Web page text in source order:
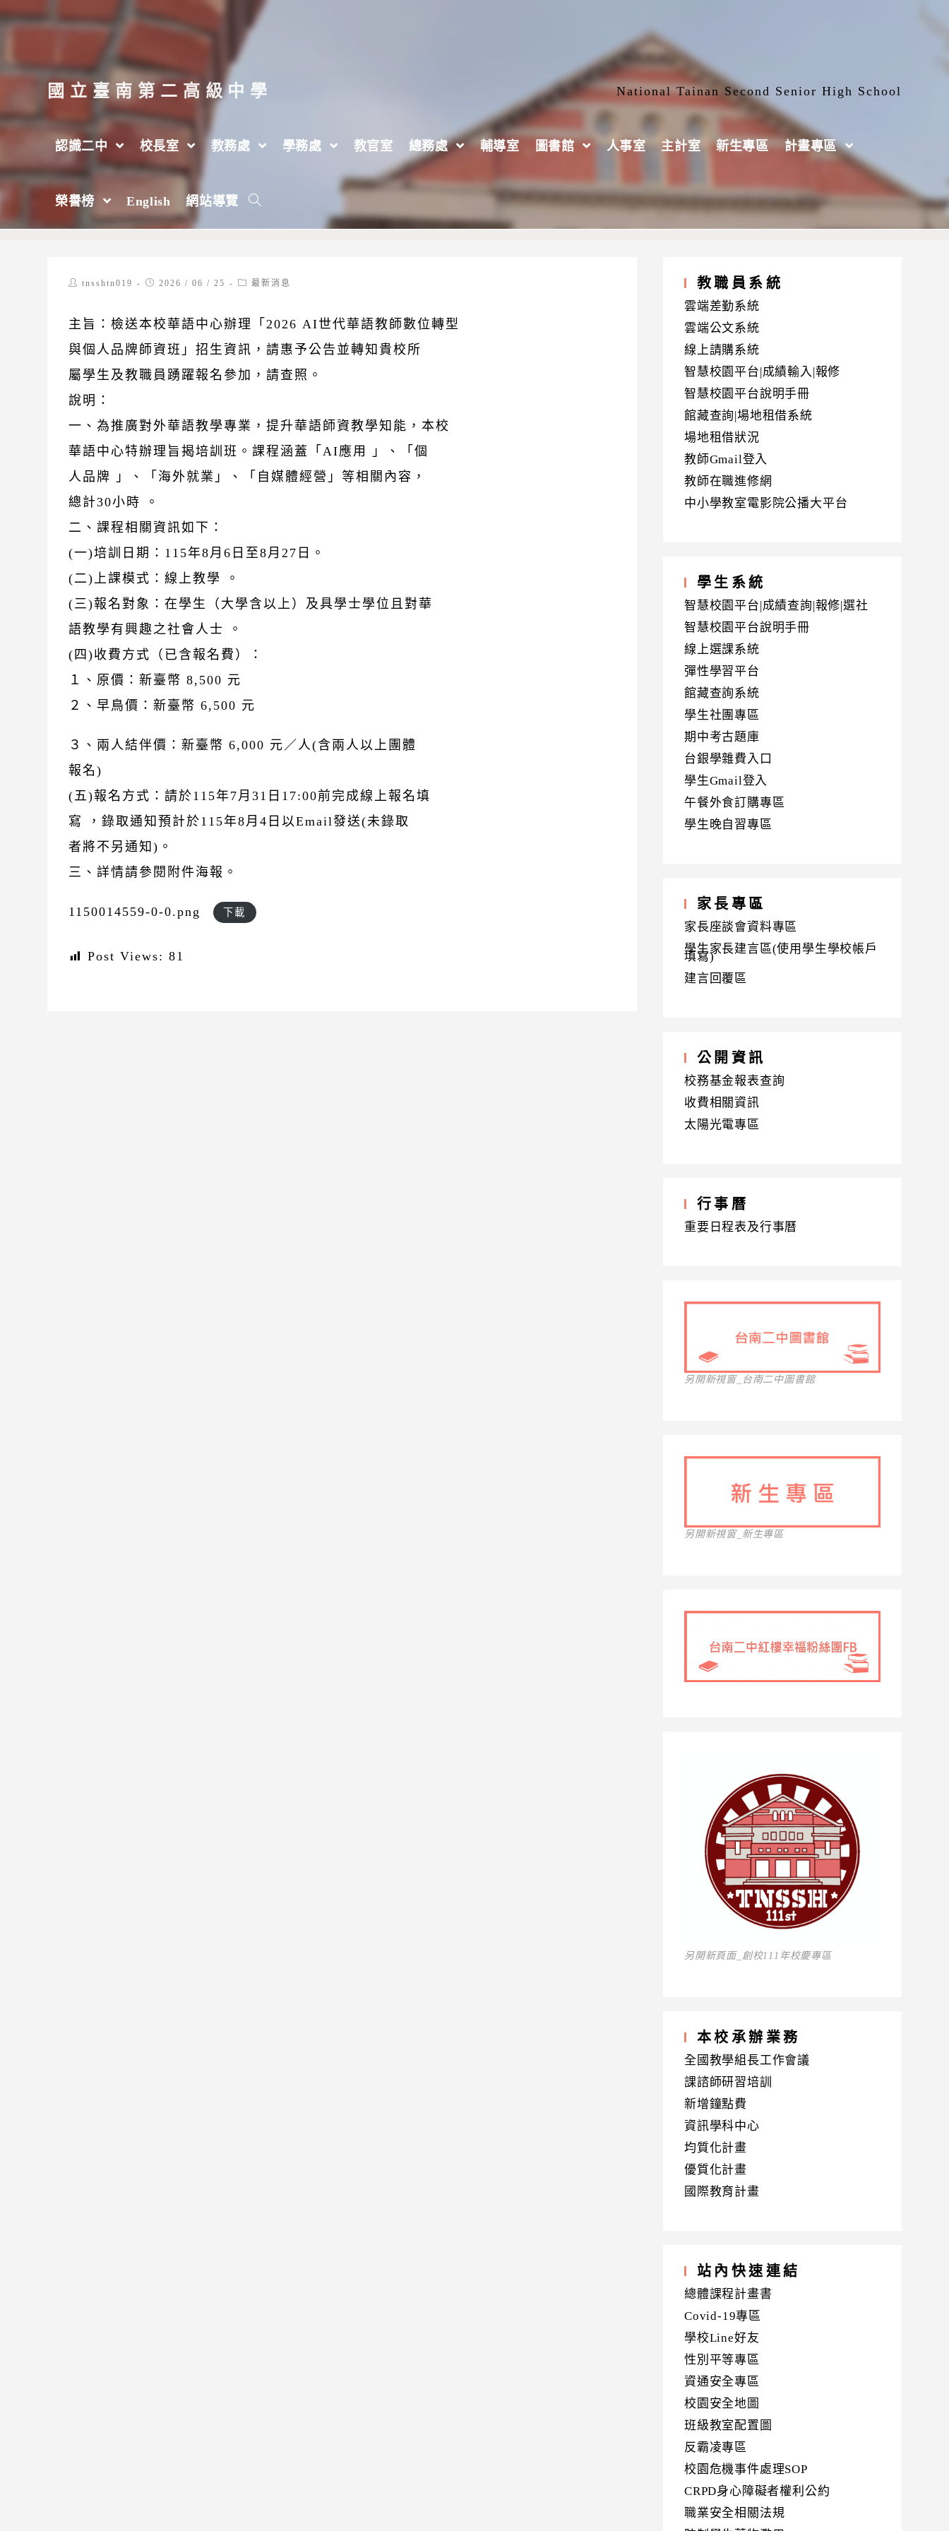
跳
至
要
內
容
國立臺南第二高級中學 National Tainan Second Senior High School
認識二中 校長室 教務處 學務處 教官室 總務處 輔導室 圖書館 人事室 主計室 新生專區 計畫專區
榮譽榜 English 網站導覽
國立臺灣海洋大學辦理「2026 AI世代華語教師數位轉型 與個人品牌師資班」
2026 年 > 6 月 > 25 日
Posttnsshtn019
Post2026 / 06 / 25
Post最新消息
主旨：檢送本校華語中心辦理「2026 AI世代華語教師數位轉型
與個人品牌師資班」招生資訊，請惠予公告並轉知貴校所
屬學生及教職員踴躍報名參加，請查照。
說明：
一、為推廣對外華語教學專業，提升華語師資教學知能，本校
華語中心特辦理旨揭培訓班。課程涵蓋「AI應用 」、「個
人品牌 」、「海外就業」、「自媒體經營」等相關內容，
總計30小時 。
二、課程相關資訊如下：
(一)培訓日期：115年8月6日至8月27日。
(二)上課模式：線上教學 。
(三)報名對象：在學生（大學含以上）及具學士學位且對華
語教學有興趣之社會人士 。
(四)收費方式（已含報名費）：
１、原價：新臺幣 8,500 元
２、早鳥價：新臺幣 6,500 元
３、兩人結伴價：新臺幣 6,000 元／人(含兩人以上團體
報名)
(五)報名方式：請於115年7月31日17:00前完成線上報名填
寫 ，錄取通知預計於115年8月4日以Email發送(未錄取
者將不另通知)。
三、詳情請參閱附件海報。
1150014559-0-0.png 下載
Post Views: 81
教職員系統
雲端差勤系統
雲端公文系統
線上請購系統
智慧校園平台|成績輸入|報修
智慧校園平台說明手冊
館藏查詢|場地租借系統
場地租借狀況
教師Gmail登入
教師在職進修網
中小學教室電影院公播大平台
學生系統
智慧校園平台|成績查詢|報修|選社
智慧校園平台說明手冊
線上選課系統
彈性學習平台
館藏查詢系統
學生社團專區
期中考古題庫
台銀學雜費入口
學生Gmail登入
午餐外食訂購專區
學生晚自習專區
家長專區
家長座談會資料專區
學生家長建言區(使用學生學校帳戶
填寫)
建言回覆區
公開資訊
校務基金報表查詢
收費相關資訊
太陽光電專區
行事曆
重要日程表及行事曆
另開新視窗_台南二中圖書館
另開新視窗_新生專區
另開新頁面_創校111年校慶專區
本校承辦業務
全國教學組長工作會議
課諮師研習培訓
新增鐘點費
資訊學科中心
均質化計畫
優質化計畫
國際教育計畫
站內快速連結
總體課程計畫書
Covid-19專區
學校Line好友
性別平等專區
資通安全專區
校園安全地圖
班級教室配置圖
反霸凌專區
校園危機事件處理SOP
CRPD身心障礙者權利公約
職業安全相關法規